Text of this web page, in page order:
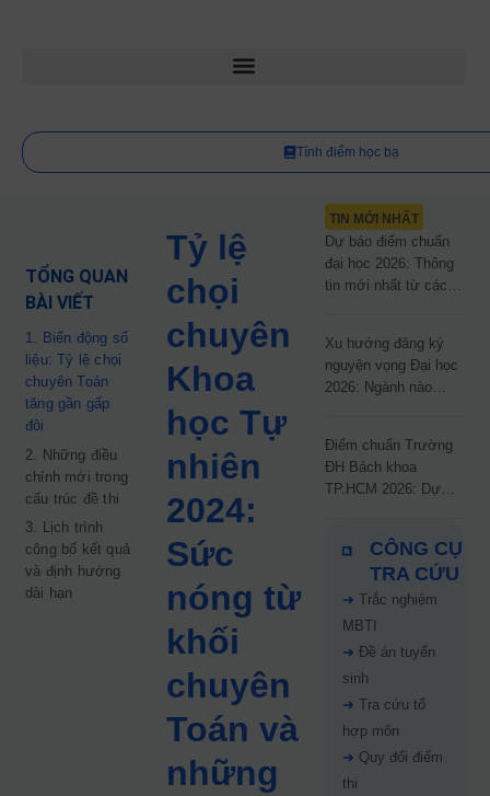
Tính điểm học bạ
TỔNG QUAN
BÀI VIẾT
1. Biến động số
liệu: Tỷ lệ chọi
chuyên Toán
tăng gần gấp
đôi
2. Những điều
chỉnh mới trong
cấu trúc đề thi
3. Lịch trình
công bố kết quả
và định hướng
dài hạn
Tỷ lệ
chọi
chuyên
Khoa
học Tự
nhiên
2024:
Sức
nóng từ
khối
chuyên
Toán và
những
TIN MỚI NHẤT
Dự báo điểm chuẩn
đại học 2026: Thông
tin mới nhất từ các
Xu hướng đăng ký
nguyện vọng Đại học
2026: Ngành nào
Điểm chuẩn Trường
ĐH Bách khoa
TP.HCM 2026: Dự
67%
CÔNG CỤ
TRA CỨU
➜ Trắc nghiệm
MBTI
➜ Đề án tuyển
sinh
➜ Tra cứu tổ
hợp môn
➜ Quy đổi điểm
thi